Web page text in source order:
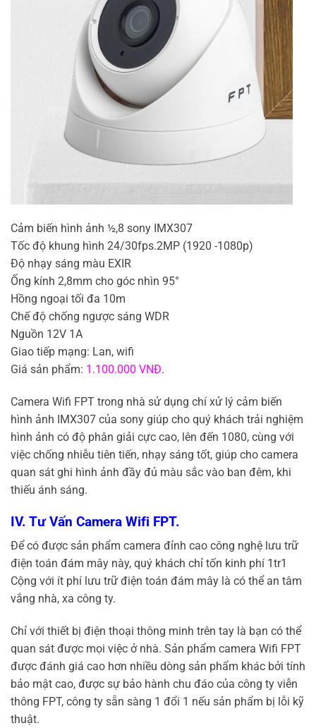
Cảm biến hình ảnh ½,8 sony IMX307
Tốc độ khung hình 24/30fps.2MP (1920 -1080p)
Độ nhạy sáng màu EXIR
Ống kính 2,8mm cho góc nhìn 95°
Hồng ngoại tối đa 10m
Chế độ chống ngược sáng WDR
Nguồn 12V 1A
Giao tiếp mạng: Lan, wifi
Giá sản phẩm: 1.100.000 VNĐ.
Camera Wifi FPT trong nhà sử dụng chí xử lý cảm biến
hình ảnh IMX307 của sony giúp cho quý khách trải nghiệm
hình ảnh có độ phân giải cực cao, lên đến 1080, cùng với
việc chống nhiễu tiên tiến, nhạy sáng tốt, giúp cho camera
quan sát ghi hình ảnh đầy đủ màu sắc vào ban đêm, khi
thiếu ánh sáng.
IV. Tư Vấn Camera Wifi FPT.
Để có được sản phẩm camera đỉnh cao công nghệ lưu trữ
điện toán đám mây này, quý khách chỉ tốn kinh phí 1tr1
Cộng với ít phí lưu trữ điện toán đám mây là có thể an tâm
vắng nhà, xa công ty.
Chỉ với thiết bị điện thoại thông minh trên tay là bạn có thể
quan sát được mọi việc ở nhà. Sản phẩm camera Wifi FPT
được đánh giá cao hơn nhiều dòng sản phẩm khác bởi tính
bảo mật cao, được sự bảo hành chu đáo của công ty viễn
thông FPT, công ty sẵn sàng 1 đổi 1 nếu sản phẩm bị lỗi kỹ
thuật.